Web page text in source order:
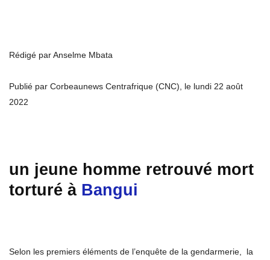
Rédigé par Anselme Mbata
Publié par Corbeaunews Centrafrique (CNC), le lundi 22 août
2022
un jeune homme retrouvé mort
torturé à Bangui
Selon les premiers éléments de l’enquête de la gendarmerie, la